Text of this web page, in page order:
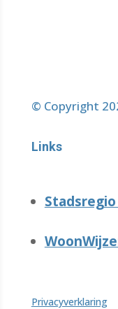
© Copyright
Links
Privacyverklaring